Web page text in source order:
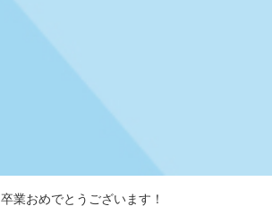
卒業おめでとうございます！